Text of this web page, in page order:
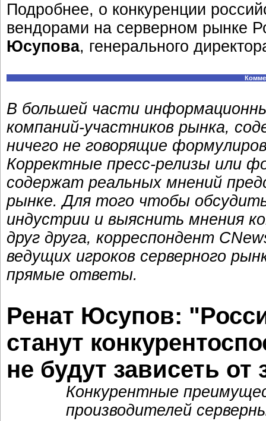
Подробнее, о конкуренции
вендорами на серверном рынке
Юсупова, генерального
В большей части
компаний-участников рынка,
ничего не говорящие
Корректные пресс-релизы или
содержат реальных мнений
рынке. Для того чтобы
индустрии и выяснить мнения
друг друга, корреспондент
ведущих игроков серверного
прямые ответы.
Ренат Юсупов:
станут
не будут зависеть
Конкурентные
производителей